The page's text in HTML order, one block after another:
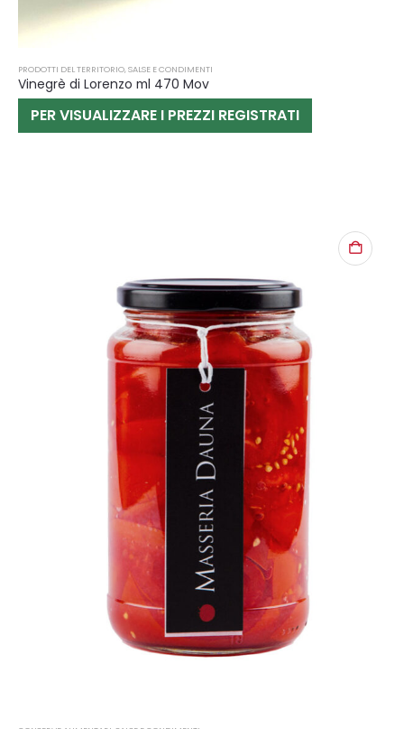
PRODOTTI DEL TERRITORIO, SALSE E CONDIMENTI
Vinegrè di Lorenzo ml 470 Mov
PER VISUALIZZARE I PREZZI REGISTRATI